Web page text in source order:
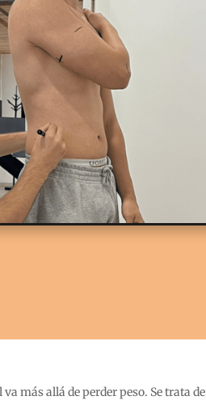
más allá de perder peso. Se trata de